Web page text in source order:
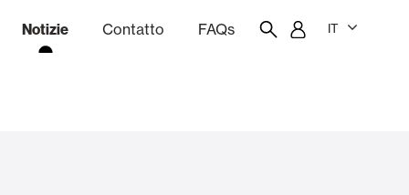
Notizie Contatto FAQs IT